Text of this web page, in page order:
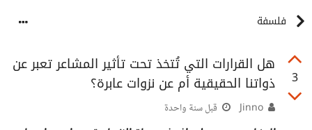
فلسفة
3
هل القرارات التي تُتخذ تحت تأثير المشاعر تعبر عن
ذواتنا الحقيقية أم عن نزوات عابرة؟
قبل سنة واحدة